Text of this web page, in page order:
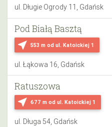
ul. Długie Ogrody 11, Gdańsk
near_me 553 m od ul. Katoickiej 1
Pod Białą Basztą
ul. Łąkowa 16, Gdańsk
near_me 677 m od ul. Katoickiej 1
Ratuszowa
ul. Długa 54, Gdańsk